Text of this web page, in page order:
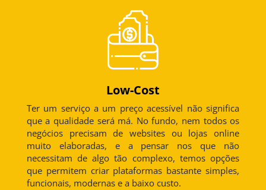
Low-Cost
Ter um serviço a um preço acessível não significa
que a qualidade será má. No fundo, nem todos os
negócios precisam de websites ou lojas online
muito elaboradas, e a pensar nos que não
necessitam de algo tão complexo, temos opções
que permitem criar plataformas bastante simples,
funcionais, modernas e a baixo custo.